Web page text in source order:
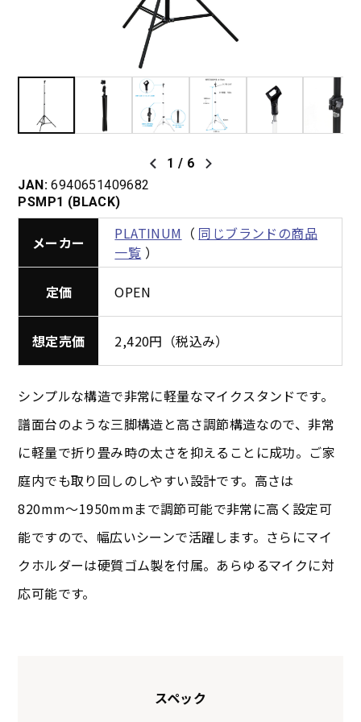
1 / 6
JAN: 6940651409682
PSMP1 (BLACK)
メーカー PLATINUM （ 同じブランドの商品
一覧 ）
定価 OPEN
想定売価 2,420円（税込み）
シンプルな構造で非常に軽量なマイクスタンドです。
譜面台のような三脚構造と高さ調節構造なので、非常
に軽量で折り畳み時の太さを抑えることに成功。ご家
庭内でも取り回しのしやすい設計です。高さは
820mm〜1950mmまで調節可能で非常に高く設定可
能ですので、幅広いシーンで活躍します。さらにマイ
クホルダーは硬質ゴム製を付属。あらゆるマイクに対
応可能です。
スペック